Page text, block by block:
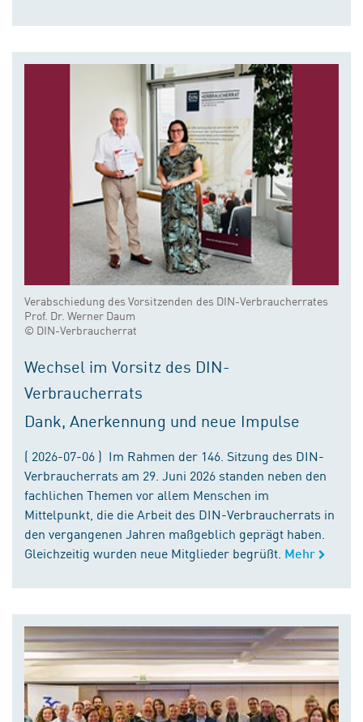
Verabschiedung des Vorsitzenden des DIN-Verbraucherrates
Prof. Dr. Werner Daum
© DIN-Verbraucherrat
Wechsel im Vorsitz des DIN-
Verbraucherrats
Dank, Anerkennung und neue Impulse
( 2026-07-06 ) Im Rahmen der 146. Sitzung des DIN-
Verbraucherrats am 29. Juni 2026 standen neben den
fachlichen Themen vor allem Menschen im
Mittelpunkt, die die Arbeit des DIN-Verbraucherrats in
den vergangenen Jahren maßgeblich geprägt haben.
Gleichzeitig wurden neue Mitglieder begrüßt. Mehr